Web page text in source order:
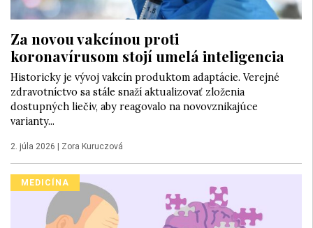
Za novou vakcínou proti
koronavírusom stojí umelá inteligencia
Historicky je vývoj vakcín produktom adaptácie. Verejné
zdravotníctvo sa stále snaží aktualizovať zloženia
dostupných liečiv, aby reagovalo na novovznikajúce
varianty...
2. júla 2026 | Zora Kuruczová
MEDICÍNA